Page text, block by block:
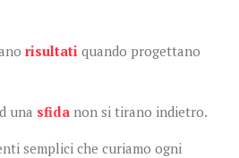
risultati quando progettano
una sfida non si tirano indietro.
semplici che curiamo ogni